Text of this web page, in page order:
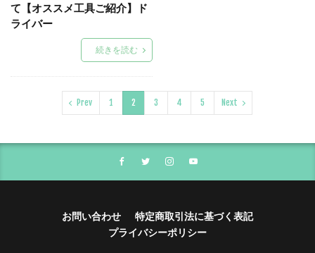
て【オススメ工具ご紹介】ド
ライバー
続きを読む
Prev 1 2 3 4 5 Next
お問い合わせ
特定商取引法に基づく表記
プライバシーポリシー